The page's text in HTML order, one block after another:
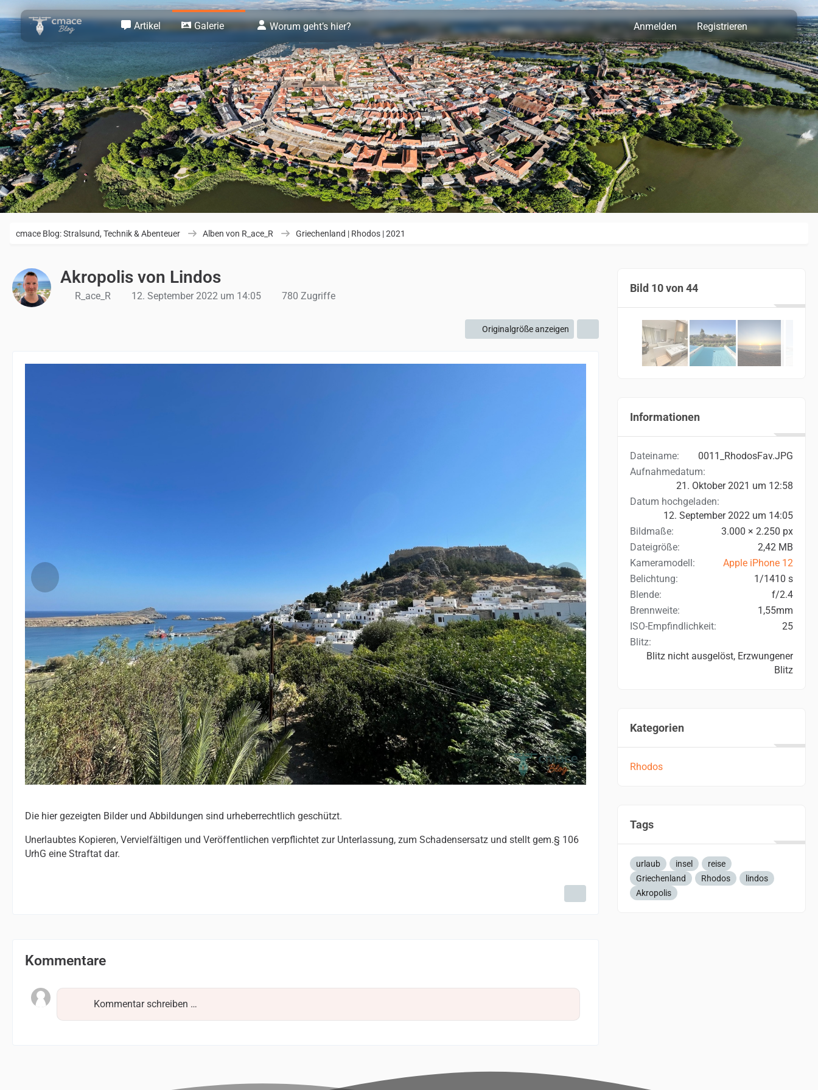
Artikel Galerie Worum geht’s hier? Anmelden Registrieren
cmace Blog: Stralsund, Technik & Abenteuer Alben von R_ace_R Griechenland | Rhodos | 2021
Akropolis von Lindos
R_ace_R 12. September 2022 um 14:05 780 Zugriffe
Originalgröße anzeigen
Die hier gezeigten Bilder und Abbildungen sind urheberrechtlich geschützt.
Unerlaubtes Kopieren, Vervielfältigen und Veröffentlichen verpflichtet zur Unterlassung, zum Schadensersatz und stellt gem.§ 106
UrhG eine Straftat dar.
Kommentare
Kommentar schreiben …
Bild 10 von 44
Informationen
Dateiname
0011_RhodosFav.JPG
Aufnahmedatum
21. Oktober 2021 um 12:58
Datum hochgeladen
12. September 2022 um 14:05
Bildmaße
3.000 × 2.250 px
Dateigröße
2,42 MB
Kameramodell
Apple iPhone 12
Belichtung
1/1410 s
Blende
f/2.4
Brennweite
1,55mm
ISO-Empfindlichkeit
25
Blitz
Blitz nicht ausgelöst, Erzwungener
Blitz
Kategorien
Rhodos
Tags
urlaub insel
reise
Griechenland
Rhodos
lindos
Akropolis